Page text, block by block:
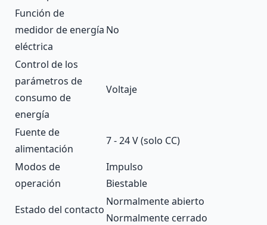
Función de
medidor de energía
eléctrica
No
Control de los
parámetros de
consumo de
energía
Voltaje
Fuente de
alimentación
7 - 24 V (solo CC)
Modos de
operación
Impulso
Biestable
Estado del contacto
Normalmente abierto
Normalmente cerrado